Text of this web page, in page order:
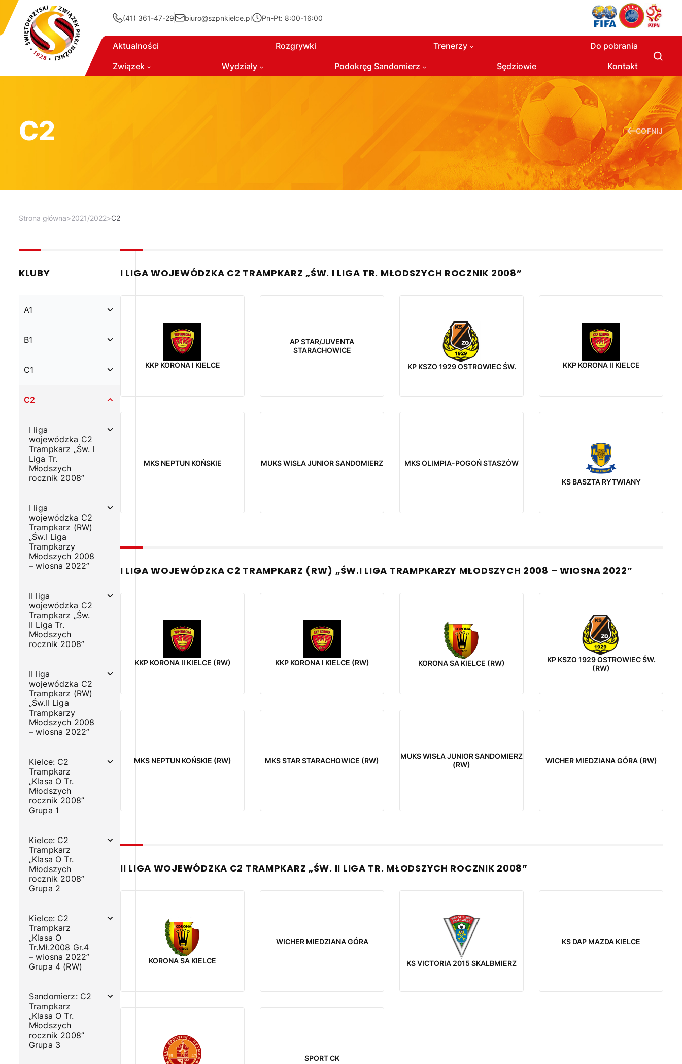
(41) 361-47-29 biuro@szpnkielce.pl Pn-Pt: 8:00-16:00
Związek
Aktualności
Wydziały
Rozgrywki
Podokręg Sandomierz
Trenerzy
Sędziowie
Do pobrania
Kontakt
C2 COFNIJ
Strona główna>2021/2022>C2
KLUBY
A1
B1
C1
C2
I liga
wojewódzka C2
Trampkarz „Św. I
Liga Tr.
Młodszych
rocznik 2008”
I liga
wojewódzka C2
Trampkarz (RW)
„Św.I Liga
Trampkarzy
Młodszych 2008
– wiosna 2022”
II liga
wojewódzka C2
Trampkarz „Św.
II Liga Tr.
Młodszych
rocznik 2008”
II liga
wojewódzka C2
Trampkarz (RW)
„Św.II Liga
Trampkarzy
Młodszych 2008
– wiosna 2022”
Kielce: C2
Trampkarz
„Klasa O Tr.
Młodszych
rocznik 2008”
Grupa 1
Kielce: C2
Trampkarz
„Klasa O Tr.
Młodszych
rocznik 2008”
Grupa 2
Kielce: C2
Trampkarz
„Klasa O
Tr.Mł.2008 Gr.4
– wiosna 2022”
Grupa 4 (RW)
Sandomierz: C2
Trampkarz
„Klasa O Tr.
Młodszych
rocznik 2008”
Grupa 3
I LIGA WOJEWÓDZKA C2 TRAMPKARZ „ŚW. I LIGA TR. MŁODSZYCH ROCZNIK 2008”
KKP KORONA I KIELCE
AP STAR/JUVENTA
STARACHOWICE
KP KSZO 1929 OSTROWIEC ŚW.
KKP KORONA II KIELCE
MKS NEPTUN KOŃSKIE MUKS WISŁA JUNIOR SANDOMIERZ MKS OLIMPIA-POGOŃ STASZÓW
KS BASZTA RYTWIANY
I LIGA WOJEWÓDZKA C2 TRAMPKARZ (RW) „ŚW.I LIGA TRAMPKARZY MŁODSZYCH 2008 – WIOSNA 2022”
KKP KORONA II KIELCE (RW) KKP KORONA I KIELCE (RW) KORONA SA KIELCE (RW)
KP KSZO 1929 OSTROWIEC ŚW.
(RW)
MKS NEPTUN KOŃSKIE (RW) MKS STAR STARACHOWICE (RW)
MUKS WISŁA JUNIOR SANDOMIERZ
(RW)
WICHER MIEDZIANA GÓRA (RW)
II LIGA WOJEWÓDZKA C2 TRAMPKARZ „ŚW. II LIGA TR. MŁODSZYCH ROCZNIK 2008”
KORONA SA KIELCE
WICHER MIEDZIANA GÓRA
KS VICTORIA 2015 SKALBMIERZ
KS DAP MAZDA KIELCE
SPORT CK